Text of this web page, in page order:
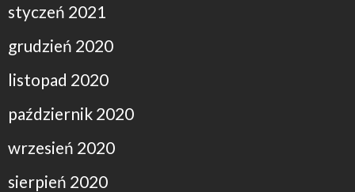
styczeń 2021
grudzień 2020
listopad 2020
październik 2020
wrzesień 2020
sierpień 2020